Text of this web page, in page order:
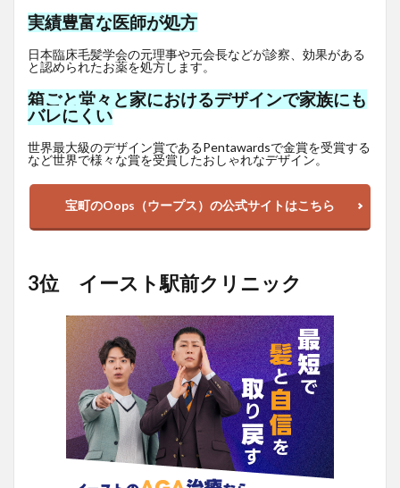
実績豊富な医師が処方
日本臨床毛髪学会の元理事や元会長などが診察、効果がある
と認められたお薬を処方します。
箱ごと堂々と家におけるデザインで家族にも
バレにくい
世界最大級のデザイン賞であるPentawardsで金賞を受賞する
など世界で様々な賞を受賞したおしゃれなデザイン。
宝町のOops（ウープス）の公式サイトはこちら
3位 イースト駅前クリニック